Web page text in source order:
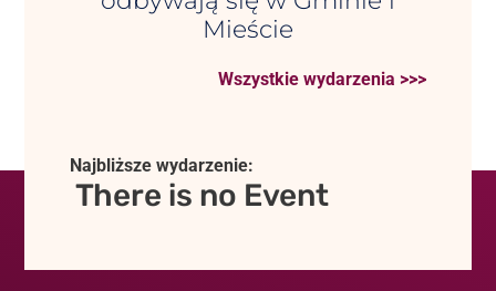
Mieście
Wszystkie wydarzenia >>>
Najbliższe wydarzenie:
There is no Event